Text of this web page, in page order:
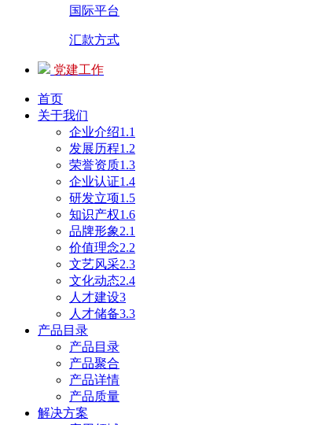
国际平台
汇款方式
党建工作
首页
关于我们
企业介绍1.1
发展历程1.2
荣誉资质1.3
企业认证1.4
研发立项1.5
知识产权1.6
品牌形象2.1
价值理念2.2
文艺风采2.3
文化动态2.4
人才建设3
人才储备3.3
产品目录
产品目录
产品聚合
产品详情
产品质量
解决方案